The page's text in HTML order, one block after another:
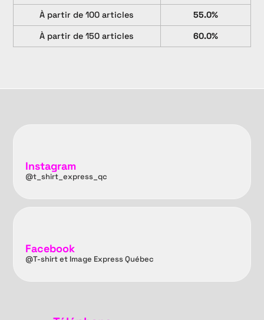
À partir de 100 articles
55.0%
À partir de 150 articles
60.0%
Instagram
@t_shirt_express_qc
Facebook
@T-shirt et Image Express Québec